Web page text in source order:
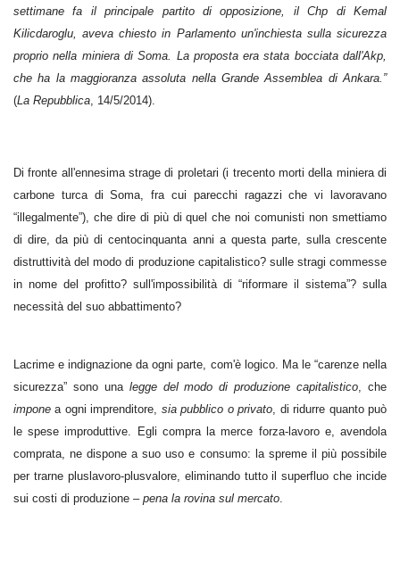
settimane fa il principale partito di opposizione, il Chp di Kemal
Kilicdaroglu, aveva chiesto in Parlamento un'inchiesta sulla sicurezza
proprio nella miniera di Soma. La proposta era stata bocciata dall'Akp,
che ha la maggioranza assoluta nella Grande Assemblea di Ankara.”
(La Repubblica, 14/5/2014).
Di fronte all'ennesima strage di proletari (i trecento morti della miniera di
carbone turca di Soma, fra cui parecchi ragazzi che vi lavoravano
“illegalmente”), che dire di più di quel che noi comunisti non smettiamo
di dire, da più di centocinquanta anni a questa parte, sulla crescente
distruttività del modo di produzione capitalistico? sulle stragi commesse
in nome del profitto? sull'impossibilità di “riformare il sistema”? sulla
necessità del suo abbattimento?
Lacrime e indignazione da ogni parte, com'è logico. Ma le “carenze nella
sicurezza” sono una legge del modo di produzione capitalistico, che
impone a ogni imprenditore, sia pubblico o privato, di ridurre quanto può
le spese improduttive. Egli compra la merce forza-lavoro e, avendola
comprata, ne dispone a suo uso e consumo: la spreme il più possibile
per trarne pluslavoro-plusvalore, eliminando tutto il superfluo che incide
sui costi di produzione – pena la rovina sul mercato.